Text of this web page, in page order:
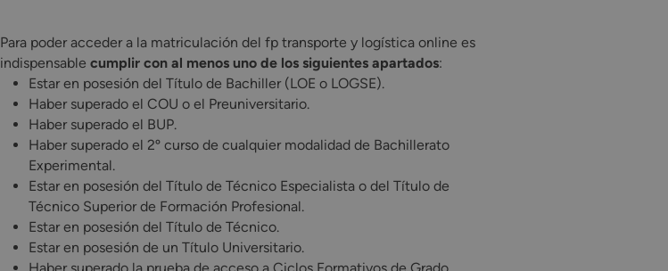
Para poder acceder a la matriculación del fp transporte y logística online es
indispensablecumplir con al menos uno de los siguientes apartados:
Estar en posesión del Título de Bachiller (LOE o LOGSE).
Haber superado el COU o el Preuniversitario.
Haber superado el BUP.
Haber superado el 2º curso de cualquier modalidad de Bachillerato
Experimental.
Estar en posesión del Título de Técnico Especialista o del Título de
Técnico Superior de Formación Profesional.
Estar en posesión del Título de Técnico.
Estar en posesión de un Título Universitario.